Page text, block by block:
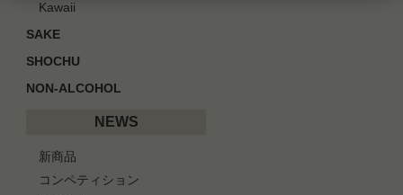
Kawaii
SAKE
SHOCHU
NON-ALCOHOL
NEWS
新商品
コンペティション